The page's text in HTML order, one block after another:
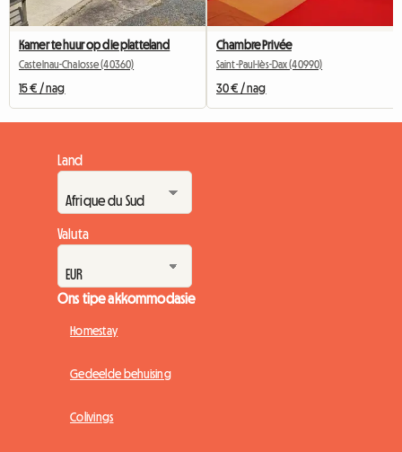
Kamer te huur op die platteland
Castelnau-Chalosse (40360)
15 € / nag
Chambre Privée
Saint-Paul-lès-Dax (40990)
30 € / nag
Land
Valuta
Ons tipe akkommodasie
Homestay
Gedeelde behuising
Colivings